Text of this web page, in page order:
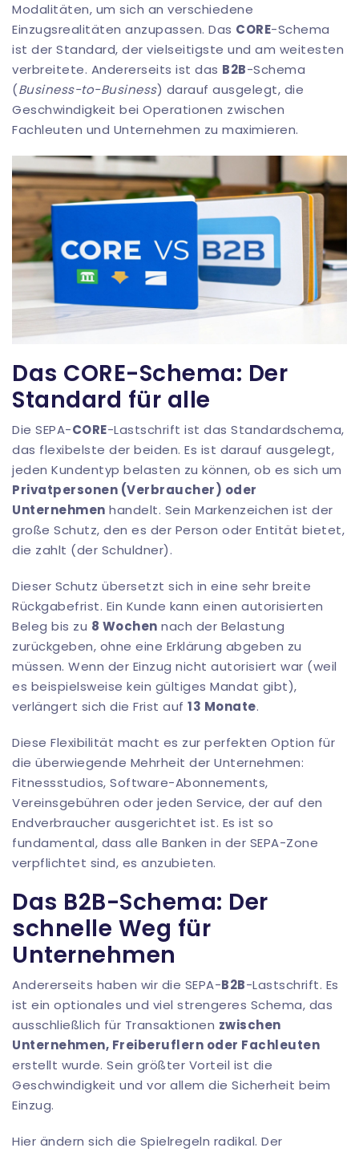
Modalitäten, um sich an verschiedene
Einzugsrealitäten anzupassen. Das CORE-Schema
ist der Standard, der vielseitigste und am weitesten
verbreitete. Andererseits ist das B2B-Schema
(Business-to-Business) darauf ausgelegt, die
Geschwindigkeit bei Operationen zwischen
Fachleuten und Unternehmen zu maximieren.
Das CORE-Schema: Der
Standard für alle
Die SEPA-CORE-Lastschrift ist das Standardschema,
das flexibelste der beiden. Es ist darauf ausgelegt,
jeden Kundentyp belasten zu können, ob es sich um
Privatpersonen (Verbraucher) oder
Unternehmen handelt. Sein Markenzeichen ist der
große Schutz, den es der Person oder Entität bietet,
die zahlt (der Schuldner).
Dieser Schutz übersetzt sich in eine sehr breite
Rückgabefrist. Ein Kunde kann einen autorisierten
Beleg bis zu 8 Wochen nach der Belastung
zurückgeben, ohne eine Erklärung abgeben zu
müssen. Wenn der Einzug nicht autorisiert war (weil
es beispielsweise kein gültiges Mandat gibt),
verlängert sich die Frist auf 13 Monate.
Diese Flexibilität macht es zur perfekten Option für
die überwiegende Mehrheit der Unternehmen:
Fitnessstudios, Software-Abonnements,
Vereinsgebühren oder jeden Service, der auf den
Endverbraucher ausgerichtet ist. Es ist so
fundamental, dass alle Banken in der SEPA-Zone
verpflichtet sind, es anzubieten.
Das B2B-Schema: Der
schnelle Weg für
Unternehmen
Andererseits haben wir die SEPA-B2B-Lastschrift. Es
ist ein optionales und viel strengeres Schema, das
ausschließlich für Transaktionen zwischen
Unternehmen, Freiberuflern oder Fachleuten
erstellt wurde. Sein größter Vorteil ist die
Geschwindigkeit und vor allem die Sicherheit beim
Einzug.
Hier ändern sich die Spielregeln radikal. Der